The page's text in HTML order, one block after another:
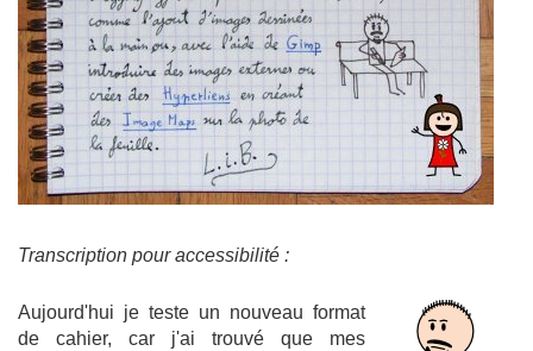
Transcription pour accessibilité :
Aujourd'hui je teste un nouveau format
de cahier, car j'ai trouvé que mes